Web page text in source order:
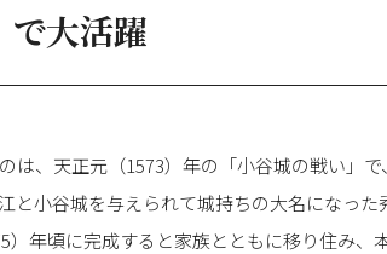
で大活躍
は、天正元（1573）年の「小谷城の戦い」
と小谷城を与えられて城持ちの大名になっ
）年頃に完成すると家族とともに移り住み